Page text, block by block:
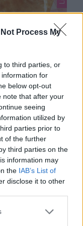
Not Process My
to third parties, or
for
below opt-out
note that after your
seeing
utilized by
parties prior to
of the further
third parties on the
information may
the IAB’s List of
disclose it to other
en klar favorit!